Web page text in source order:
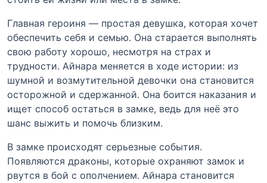
Главная героиня — простая девушка, которая хочет
обеспечить себя и семью. Она старается выполнять
свою работу хорошо, несмотря на страх и
трудности. Айнара меняется в ходе истории: из
шумной и возмутительной девочки она становится
осторожной и сдержанной. Она боится наказания и
ищет способ остаться в замке, ведь для неё это
шанс выжить и помочь близким.
В замке происходят серьезные события.
Появляются драконы, которые охраняют замок и
рвутся в бой с ополчением. Айнара становится